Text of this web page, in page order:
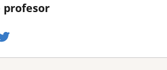
profesor